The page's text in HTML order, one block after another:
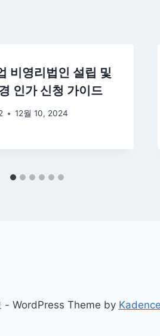
비영리법인 설립 및
인가 신청 가이드
12월 10, 2024
- WordPress Theme by